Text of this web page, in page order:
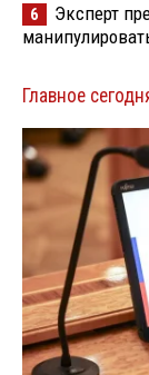
6
Эксперт
Главное